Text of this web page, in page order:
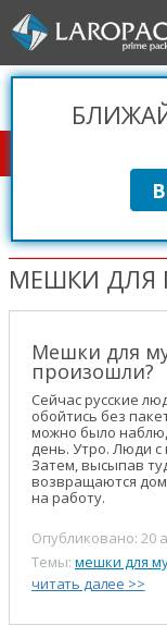
Санкт-Петербург
+7 (812) 309 36
КАТАЛОГ
МЕШКИ ДЛЯ
Мешки для
произошли?
Сейчас русские
обойтись без
можно было
день. Утро. Люди
Затем, высыпав
возвращаются
на работу.
Опубликовано: 20
Темы: мешки для
читать далее >>